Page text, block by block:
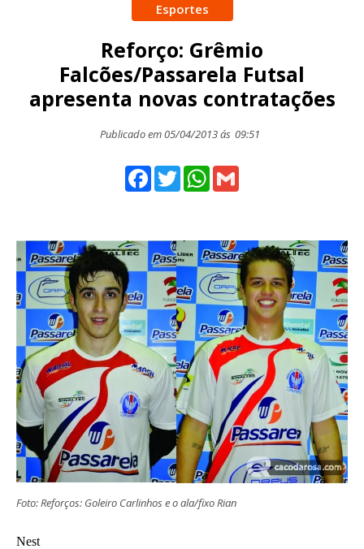
Esportes
Reforço: Grêmio
Falcões/Passarela Futsal
apresenta novas contratações
Publicado em 05/04/2013 ás 09:51
Facebook
TwitterWhatsApp
Foto: Reforços: Goleiro Carlinhos e o ala/fixo Rian
Nest